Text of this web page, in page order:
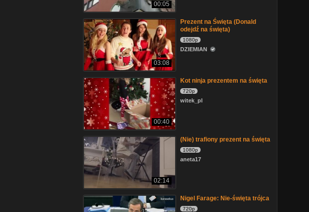
00:05
03:08
Prezent na Święta (Donald
odejdź na święta)
1080p
DZIEMIAN
00:40
Kot ninja prezentem na święta
720p
witek_pl
02:14
(Nie) trafiony prezent na święta
1080p
aneta17
Nigel Farage: Nie-święta trójca
720p